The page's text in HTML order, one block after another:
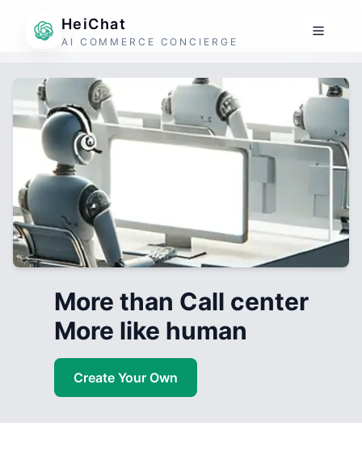
HeiChat
AI COMMERCE CONCIERGE
More than Call center
More like human
Create Your Own